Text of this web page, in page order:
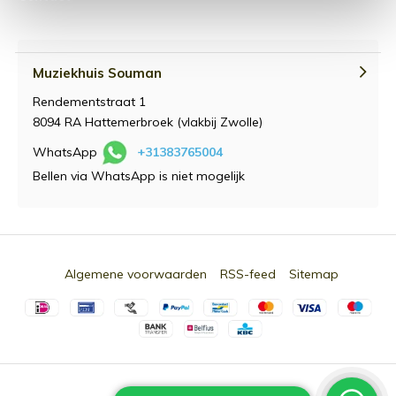
Muziekhuis Souman
Rendementstraat 1
8094 RA Hattemerbroek (vlakbij Zwolle)
WhatsApp
+31383765004
Bellen via WhatsApp is niet mogelijk
© 2026 -Souman.nl
Algemene voorwaarden RSS-feed Sitemap